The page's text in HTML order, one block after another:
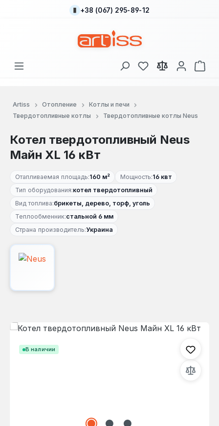
Перейти к основному содержанию
+38 (067) 295-89-12
У вас есть товары
В
Artiss Отопление
Котлы и печи
Твердотопливные котлы
Твердотопливные котлы Neus
Котел твердотопливный Neus
Майн XL 16 кВт
Отапливаемая площадь:160 м² Мощность:16 квт
Тип оборудования:котел твердотопливный
Вид топлива:брикеты, дерево, торф, уголь
Теплообменник:стальной 6 мм
Страна производитель:Украина
В наличии
Пропустить галерею изображений